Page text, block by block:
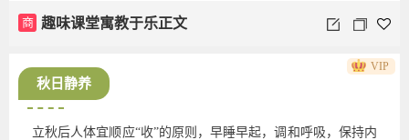
商 趣味课堂寓教于乐正文
秋日静养
立秋后人体宜顺应“收”的原则，早睡早起，调和呼吸，保持内
VIP